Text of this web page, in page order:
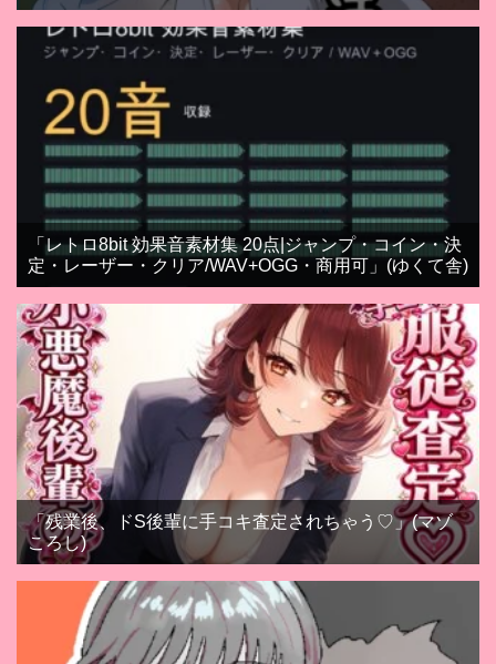
「レトロ8bit 効果音素材集 20点|ジャンプ・コイン・決
定・レーザー・クリア/WAV+OGG・商用可」(ゆくて舎)
「残業後、ドS後輩に手コキ査定されちゃう♡」(マゾ
ころし)